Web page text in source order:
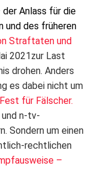
Anlass für die
und des früheren
Straftaten und
2021zur Last
drohen. Anders
es dabei nicht um
für Fälscher.
n-tv-
Sondern um einen
rechtlichen
–